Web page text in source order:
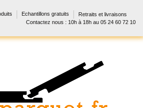
Echantillons gratuits
Retraits et livraisons
Contactez nous : 10h à 18h au 05 24 60 72 10